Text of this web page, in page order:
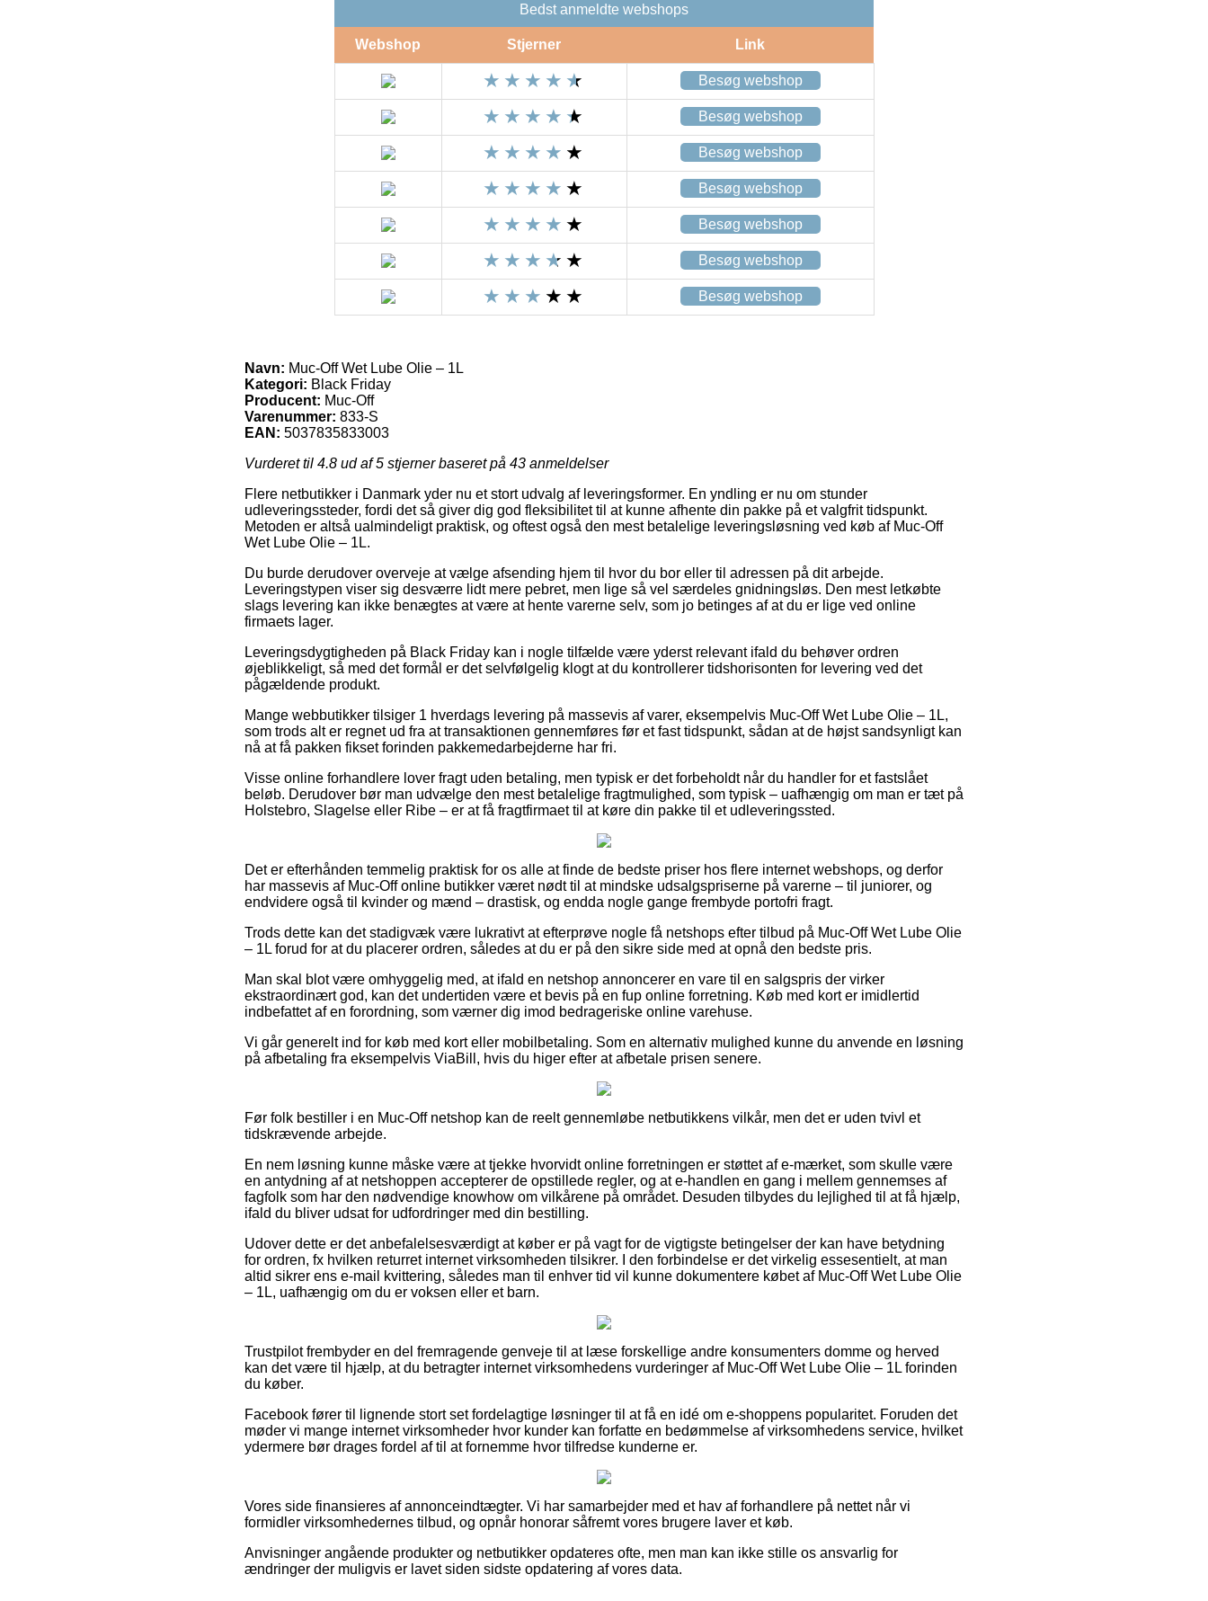
Bedst anmeldte webshops
Webshop Stjerner Link
Besøg webshop
Besøg webshop
Besøg webshop
Besøg webshop
Besøg webshop
Besøg webshop
Besøg webshop
Navn: Muc-Off Wet Lube Olie – 1L
Kategori: Black Friday
Producent: Muc-Off
Varenummer: 833-S
EAN: 5037835833003
Vurderet til 4.8 ud af 5 stjerner baseret på 43 anmeldelser
Flere netbutikker i Danmark yder nu et stort udvalg af leveringsformer. En yndling er nu om stunder
udleveringssteder, fordi det så giver dig god fleksibilitet til at kunne afhente din pakke på et valgfrit tidspunkt.
Metoden er altså ualmindeligt praktisk, og oftest også den mest betalelige leveringsløsning ved køb af Muc-Off
Wet Lube Olie – 1L.
Du burde derudover overveje at vælge afsending hjem til hvor du bor eller til adressen på dit arbejde.
Leveringstypen viser sig desværre lidt mere pebret, men lige så vel særdeles gnidningsløs. Den mest letkøbte
slags levering kan ikke benægtes at være at hente varerne selv, som jo betinges af at du er lige ved online
firmaets lager.
Leveringsdygtigheden på Black Friday kan i nogle tilfælde være yderst relevant ifald du behøver ordren
øjeblikkeligt, så med det formål er det selvfølgelig klogt at du kontrollerer tidshorisonten for levering ved det
pågældende produkt.
Mange webbutikker tilsiger 1 hverdags levering på massevis af varer, eksempelvis Muc-Off Wet Lube Olie – 1L,
som trods alt er regnet ud fra at transaktionen gennemføres før et fast tidspunkt, sådan at de højst sandsynligt kan
nå at få pakken fikset forinden pakkemedarbejderne har fri.
Visse online forhandlere lover fragt uden betaling, men typisk er det forbeholdt når du handler for et fastslået
beløb. Derudover bør man udvælge den mest betalelige fragtmulighed, som typisk – uafhængig om man er tæt på
Holstebro, Slagelse eller Ribe – er at få fragtfirmaet til at køre din pakke til et udleveringssted.
Det er efterhånden temmelig praktisk for os alle at finde de bedste priser hos flere internet webshops, og derfor
har massevis af Muc-Off online butikker været nødt til at mindske udsalgspriserne på varerne – til juniorer, og
endvidere også til kvinder og mænd – drastisk, og endda nogle gange frembyde portofri fragt.
Trods dette kan det stadigvæk være lukrativt at efterprøve nogle få netshops efter tilbud på Muc-Off Wet Lube Olie
– 1L forud for at du placerer ordren, således at du er på den sikre side med at opnå den bedste pris.
Man skal blot være omhyggelig med, at ifald en netshop annoncerer en vare til en salgspris der virker
ekstraordinært god, kan det undertiden være et bevis på en fup online forretning. Køb med kort er imidlertid
indbefattet af en forordning, som værner dig imod bedrageriske online varehuse.
Vi går generelt ind for køb med kort eller mobilbetaling. Som en alternativ mulighed kunne du anvende en løsning
på afbetaling fra eksempelvis ViaBill, hvis du higer efter at afbetale prisen senere.
Før folk bestiller i en Muc-Off netshop kan de reelt gennemløbe netbutikkens vilkår, men det er uden tvivl et
tidskrævende arbejde.
En nem løsning kunne måske være at tjekke hvorvidt online forretningen er støttet af e-mærket, som skulle være
en antydning af at netshoppen accepterer de opstillede regler, og at e-handlen en gang i mellem gennemses af
fagfolk som har den nødvendige knowhow om vilkårene på området. Desuden tilbydes du lejlighed til at få hjælp,
ifald du bliver udsat for udfordringer med din bestilling.
Udover dette er det anbefalelsesværdigt at køber er på vagt for de vigtigste betingelser der kan have betydning
for ordren, fx hvilken returret internet virksomheden tilsikrer. I den forbindelse er det virkelig essesentielt, at man
altid sikrer ens e-mail kvittering, således man til enhver tid vil kunne dokumentere købet af Muc-Off Wet Lube Olie
– 1L, uafhængig om du er voksen eller et barn.
Trustpilot frembyder en del fremragende genveje til at læse forskellige andre konsumenters domme og herved
kan det være til hjælp, at du betragter internet virksomhedens vurderinger af Muc-Off Wet Lube Olie – 1L forinden
du køber.
Facebook fører til lignende stort set fordelagtige løsninger til at få en idé om e-shoppens popularitet. Foruden det
møder vi mange internet virksomheder hvor kunder kan forfatte en bedømmelse af virksomhedens service, hvilket
ydermere bør drages fordel af til at fornemme hvor tilfredse kunderne er.
Vores side finansieres af annonceindtægter. Vi har samarbejder med et hav af forhandlere på nettet når vi
formidler virksomhedernes tilbud, og opnår honorar såfremt vores brugere laver et køb.
Anvisninger angående produkter og netbutikker opdateres ofte, men man kan ikke stille os ansvarlig for
ændringer der muligvis er lavet siden sidste opdatering af vores data.